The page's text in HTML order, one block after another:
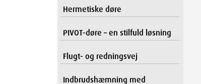
Hermetiske døre
PIVOT-døre – en stilfuld løsning
Flugt- og redningsvej
Indbrudshæmning med